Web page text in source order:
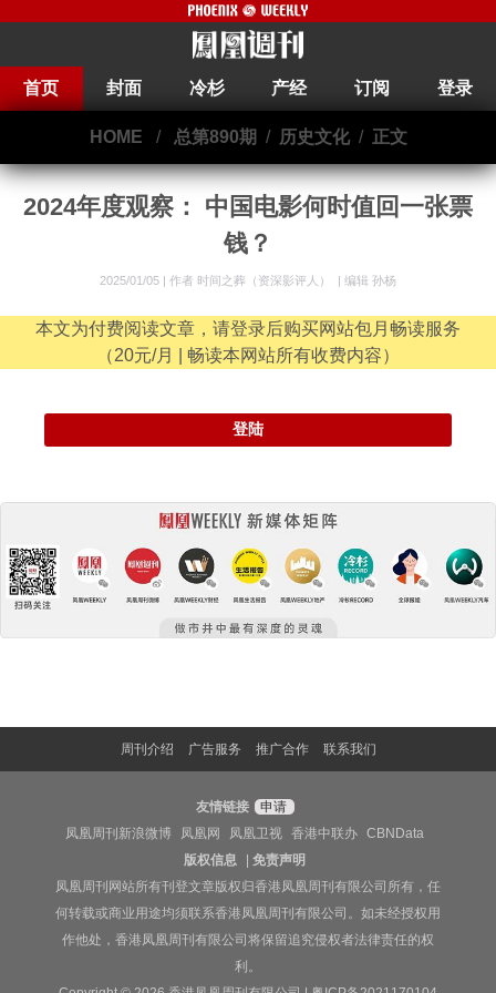
首页 封面 冷杉 产经 订阅 登录
HOME / 总第890期 / 历史文化/ 正文
2024年度观察： 中国电影何时值回一张票
钱？
2025/01/05 | 作者 时间之葬（资深影评人） 编辑 孙杨
本文为付费阅读文章，请登录后购买网站包月畅读服务
（20元/月 | 畅读本网站所有收费内容）
登陆
周刊介绍 广告服务 推广合作 联系我们
友情链接
申请
凤凰周刊新浪微博
凤凰网 凤凰卫视 香港中联办
CBNData
版权信息
|免责声明
凤凰周刊网站所有刊登文章版权归香港凤凰周刊有限公司所有，任
何转载或商业用途均须联系香港凤凰周刊有限公司。如未经授权用
作他处，香港凤凰周刊有限公司将保留追究侵权者法律责任的权
利。